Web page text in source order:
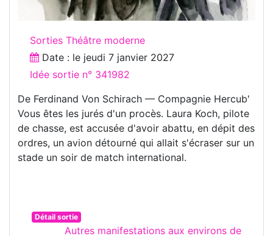
Sorties Théâtre moderne
Date : le jeudi 7 janvier 2027
Idée sortie n° 341982
De Ferdinand Von Schirach — Compagnie Hercub'
Vous êtes les jurés d'un procès. Laura Koch, pilote
de chasse, est accusée d'avoir abattu, en dépit des
ordres, un avion détourné qui allait s'écraser sur un
stade un soir de match international.
Détail sortie
Autres manifestations aux environs de